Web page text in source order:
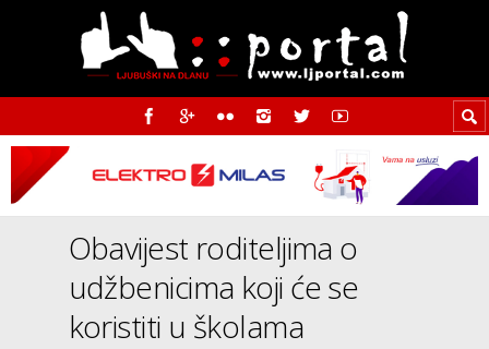
Obavijest roditeljima o
udžbenicima koji će se
koristiti u školama